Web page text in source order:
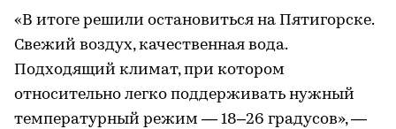
«В итоге решили остановиться на Пятигорске.
Свежий воздух, качественная вода.
Подходящий климат, при котором
относительно легко поддерживать нужный
температурный режим — 18–26 градусов», —